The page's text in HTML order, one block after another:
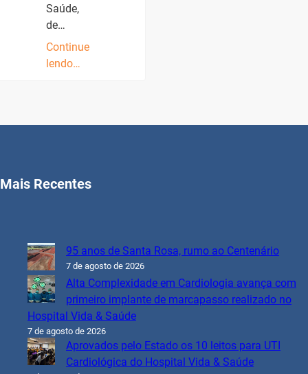
Saúde,
de…
Continue
lendo…
Mais Recentes
95 anos de Santa Rosa, rumo ao Centenário
7 de agosto de 2026
Alta Complexidade em Cardiologia avança com
primeiro implante de marcapasso realizado no
Hospital Vida & Saúde
7 de agosto de 2026
Aprovados pelo Estado os 10 leitos para UTI
Cardiológica do Hospital Vida & Saúde